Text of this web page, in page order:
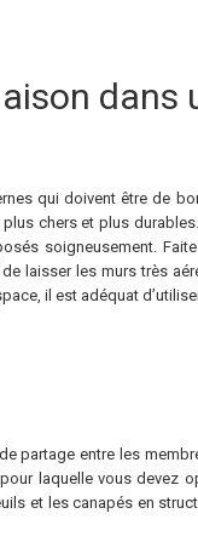
dans
qui doivent être de
chers et plus
soigneusement.
laisser les murs très
il est adéquat
partage entre les
laquelle vous devez
et les canapés en